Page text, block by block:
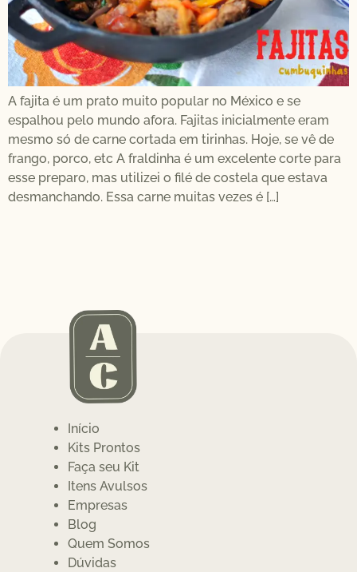
A fajita é um prato muito popular no México e se
espalhou pelo mundo afora. Fajitas inicialmente eram
mesmo só de carne cortada em tirinhas. Hoje, se vê de
frango, porco, etc A fraldinha é um excelente corte para
esse preparo, mas utilizei o filé de costela que estava
desmanchando. Essa carne muitas vezes é […]
Início
Kits Prontos
Faça seu Kit
Itens Avulsos
Empresas
Blog
Quem Somos
Dúvidas